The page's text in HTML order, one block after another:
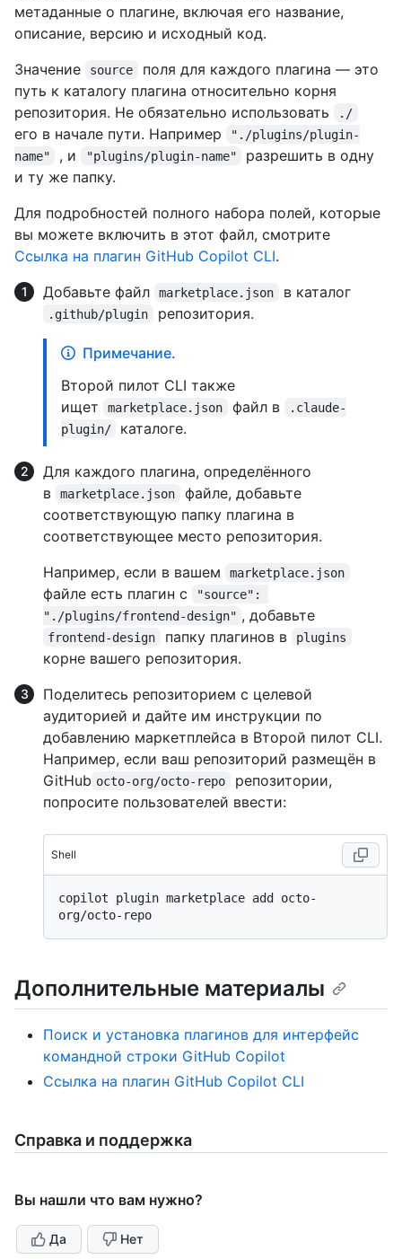
метаданные о плагине, включая его название,
описание, версию и исходный код.
Значение
source
поля для каждого плагина — это
путь к каталогу плагина относительно корня
репозитория. Не обязательно использовать
./
его в начале пути. Например
"./plugins/plugin-
name"
, и "plugins/plugin-name"
разрешить в одну
и ту же папку.
Для подробностей полного набора полей, которые
вы можете включить в этот файл, смотрите
Ссылка на плагин GitHub Copilot CLI.
Добавьте файл
marketplace.json в каталог
.github/plugin репозитория.
Примечание.
Второй пилот CLI также
ищет
marketplace.json файл в
.claude-
plugin/
каталоге.
Для каждого плагина, определённого
в
marketplace.json
файле, добавьте
соответствующую папку плагина в
соответствующее место репозитория.
Например, если в вашем
marketplace.json
файле есть плагин с
"source":
"./plugins/frontend-design" , добавьте
frontend-design папку плагинов в plugins
корне вашего репозитория.
Поделитесь репозиторием с целевой
аудиторией и дайте им инструкции по
добавлению маркетплейса в Второй пилот CLI.
Например, если ваш репозиторий размещён в
GitHub octo-org/octo-repo
репозитории,
попросите пользователей ввести:
Shell
copilot plugin marketplace add octo-
Дополнительные материалы
Поиск и установка плагинов для интерфейс
командной строки GitHub Copilot
Ссылка на плагин GitHub Copilot CLI
Справка и поддержка
Вы нашли что вам нужно?
Да Нет